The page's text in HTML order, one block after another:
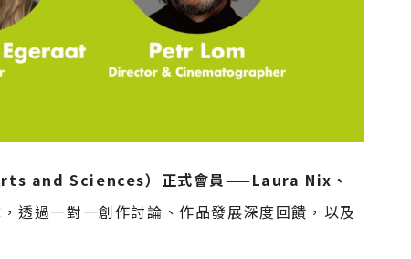
and Sciences）正式會員——Laura Nix、
透過一對一創作討論、作品發展深度回饋，以及